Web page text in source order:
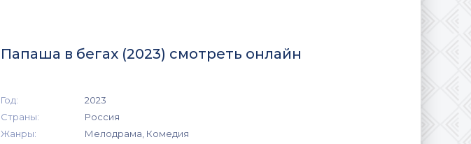
Папаша в бегах (2023) смотреть онлайн
Год:
2023
Страны:
Россия
Жанры:
Мелодрама, Комедия